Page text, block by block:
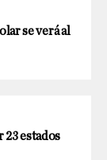
se verá al
23 estados